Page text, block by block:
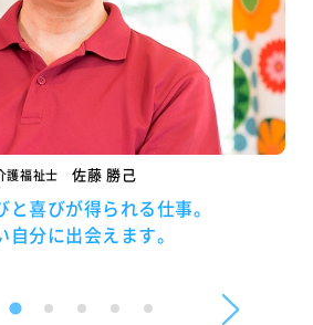
護福祉士 佐藤 勝己
と喜びが得られる仕事。
自分に出会えます。